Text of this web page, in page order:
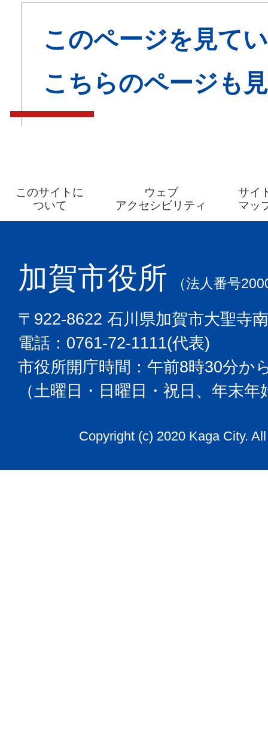
このページを見て
こちらのページも
このサイトに
ついて
ウェブ
アクセシビリティ
サイ
マッ
加賀市役所 （法人番号
〒922-8622 石川県加賀市大聖寺
電話：0761-72-1111(代表)
市役所開庁時間：午前8時30分か
（土曜日・日曜日・祝日、年末
Copyright (c) 2020 Kaga City.